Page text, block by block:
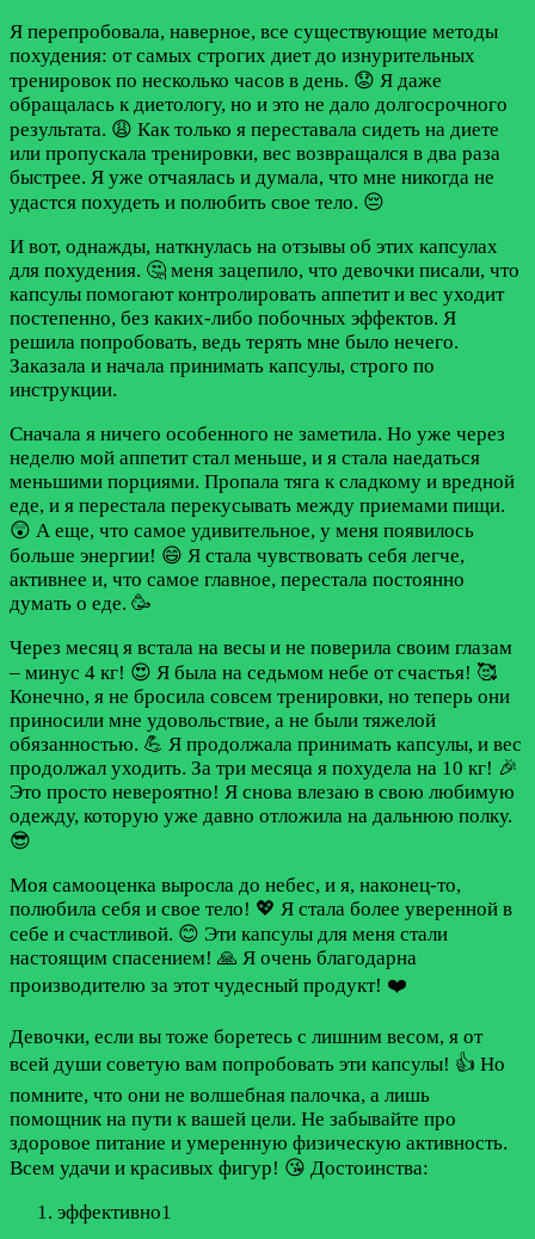
Я перепробовала, наверное, все существующие методы
похудения: от самых строгих диет до изнурительных
тренировок по несколько часов в день. 😟 Я даже
обращалась к диетологу, но и это не дало долгосрочного
результата. 😩 Как только я переставала сидеть на диете
или пропускала тренировки, вес возвращался в два раза
быстрее. Я уже отчаялась и думала, что мне никогда не
удастся похудеть и полюбить свое тело. 😔
И вот, однажды, наткнулась на отзывы об этих капсулах
для похудения. 🤔 меня зацепило, что девочки писали, что
капсулы помогают контролировать аппетит и вес уходит
постепенно, без каких-либо побочных эффектов. Я
решила попробовать, ведь терять мне было нечего.
Заказала и начала принимать капсулы, строго по
инструкции.
Сначала я ничего особенного не заметила. Но уже через
неделю мой аппетит стал меньше, и я стала наедаться
меньшими порциями. Пропала тяга к сладкому и вредной
еде, и я перестала перекусывать между приемами пищи.
😲 А еще, что самое удивительное, у меня появилось
больше энергии! 😄 Я стала чувствовать себя легче,
активнее и, что самое главное, перестала постоянно
думать о еде. 🥳
Через месяц я встала на весы и не поверила своим глазам
– минус 4 кг! 😍 Я была на седьмом небе от счастья! 🥰
Конечно, я не бросила совсем тренировки, но теперь они
приносили мне удовольствие, а не были тяжелой
обязанностью. 💪 Я продолжала принимать капсулы, и вес
продолжал уходить. За три месяца я похудела на 10 кг! 🎉
Это просто невероятно! Я снова влезаю в свою любимую
одежду, которую уже давно отложила на дальнюю полку.
😎
Моя самооценка выросла до небес, и я, наконец-то,
полюбила себя и свое тело! 💖 Я стала более уверенной в
себе и счастливой. 😊 Эти капсулы для меня стали
настоящим спасением! 🙏 Я очень благодарна
производителю за этот чудесный продукт! ❤️
Девочки, если вы тоже боретесь с лишним весом, я от
всей души советую вам попробовать эти капсулы! 👍 Но
помните, что они не волшебная палочка, а лишь
помощник на пути к вашей цели. Не забывайте про
здоровое питание и умеренную физическую активность.
Всем удачи и красивых фигур! 😘 Достоинства:
эффективно1